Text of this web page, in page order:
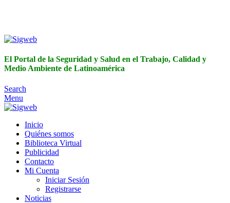
El Portal de la Seguridad y Salud en el Trabajo, Calidad y
Medio Ambiente de Latinoamérica
Search
Menu
Inicio
Quiénes somos
Biblioteca Virtual
Publicidad
Contacto
Mi Cuenta
Iniciar Sesión
Registrarse
Noticias